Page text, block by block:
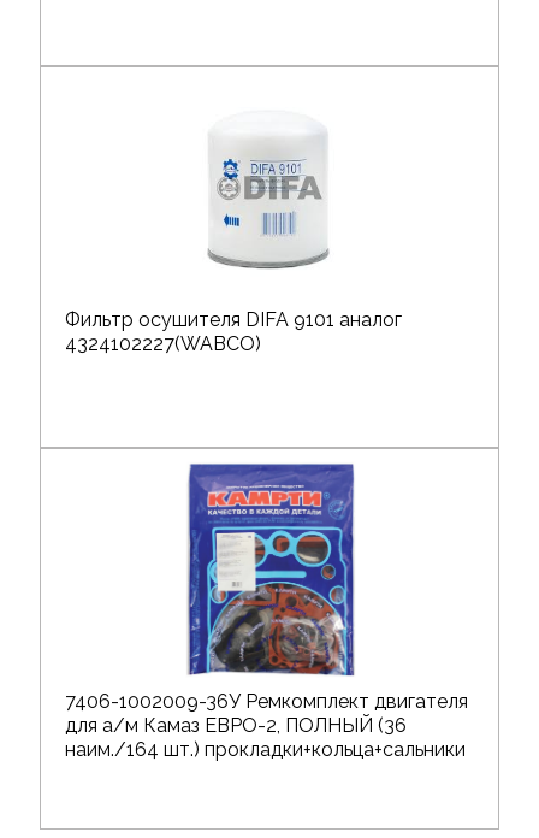
Фильтр осушителя DIFA 9101 аналог
4324102227(WABCO)
7406-1002009-36У Ремкомплект двигателя
для а/м Камаз ЕВРО-2, ПОЛНЫЙ (36
наим./164 шт.) прокладки+кольца+сальники